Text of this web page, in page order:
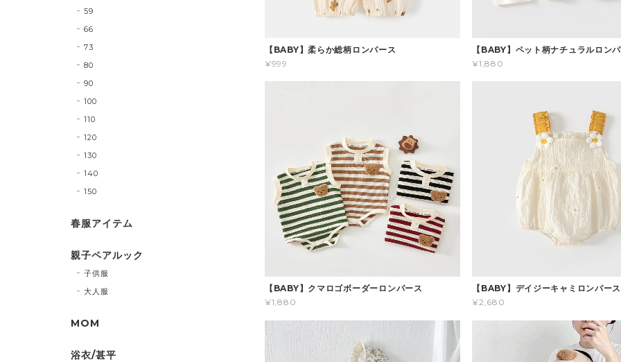
【BABY】柔らか総柄ロンパース
¥999
【BABY】ペット柄ナチュラルロン
¥1,880
【BABY】クマロゴボーダーロンパース
¥1,880
【BABY】デイジーキャミロンパース
¥2,680
59
66
73
80
90
100
110
120
130
140
150
春服アイテム
親子ペアルック
子供服
大人服
MOM
浴衣/甚平